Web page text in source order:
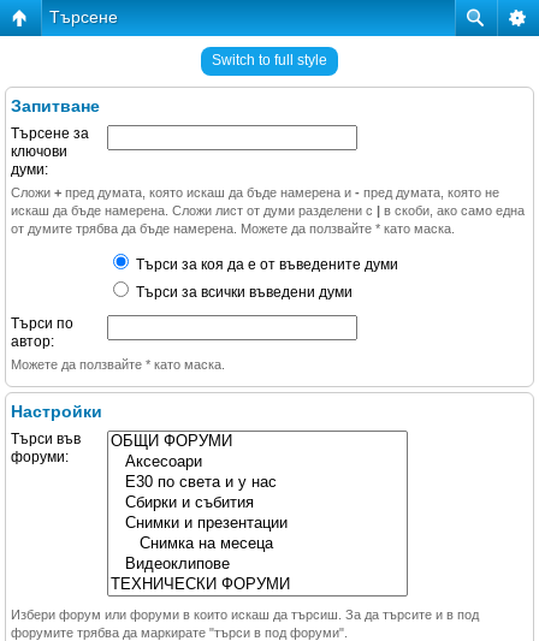
Търсене
Switch to full style
Запитване
Търсене за
ключови
думи:
Сложи + пред думата, която искаш да бъде намерена и - пред думата, която не
искаш да бъде намерена. Сложи лист от думи разделени с | в скоби, ако само една
от думите трябва да бъде намерена. Можете да ползвайте * като маска.
Търси за коя да е от въведените думи
Търси за всички въведени думи
Търси по
автор:
Можете да ползвайте * като маска.
Настройки
Търси във
форуми:
Избери форум или форуми в които искаш да търсиш. За да търсите и в под
форумите трябва да маркирате "търси в под форуми".